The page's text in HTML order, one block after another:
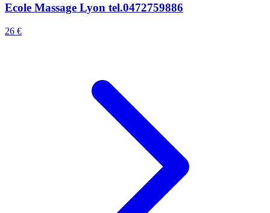
Ecole Massage Lyon tel.0472759886
26 €